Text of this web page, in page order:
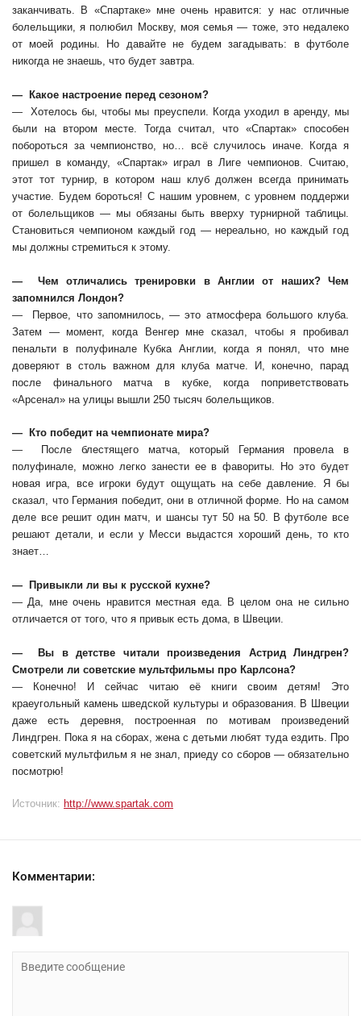
заканчивать. В «Спартаке» мне очень нравится: у нас отличные
болельщики, я полюбил Москву, моя семья — тоже, это недалеко
от моей родины. Но давайте не будем загадывать: в футболе
никогда не знаешь, что будет завтра.
— Какое настроение перед сезоном?
— Хотелось бы, чтобы мы преуспели. Когда уходил в аренду, мы
были на втором месте. Тогда считал, что «Спартак» способен
побороться за чемпионство, но… всё случилось иначе. Когда я
пришел в команду, «Спартак» играл в Лиге чемпионов. Считаю,
этот тот турнир, в котором наш клуб должен всегда принимать
участие. Будем бороться! С нашим уровнем, с уровнем поддержи
от болельщиков — мы обязаны быть вверху турнирной таблицы.
Становиться чемпионом каждый год — нереально, но каждый год
мы должны стремиться к этому.
— Чем отличались тренировки в Англии от наших? Чем
запомнился Лондон?
— Первое, что запомнилось, — это атмосфера большого клуба.
Затем — момент, когда Венгер мне сказал, чтобы я пробивал
пенальти в полуфинале Кубка Англии, когда я понял, что мне
доверяют в столь важном для клуба матче. И, конечно, парад
после финального матча в кубке, когда поприветствовать
«Арсенал» на улицы вышли 250 тысяч болельщиков.
— Кто победит на чемпионате мира?
— После блестящего матча, который Германия провела в
полуфинале, можно легко занести ее в фавориты. Но это будет
новая игра, все игроки будут ощущать на себе давление. Я бы
сказал, что Германия победит, они в отличной форме. Но на самом
деле все решит один матч, и шансы тут 50 на 50. В футболе все
решают детали, и если у Месси выдастся хороший день, то кто
знает…
— Привыкли ли вы к русской кухне?
— Да, мне очень нравится местная еда. В целом она не сильно
отличается от того, что я привык есть дома, в Швеции.
— Вы в детстве читали произведения Астрид Линдгрен?
Смотрели ли советские мультфильмы про Карлсона?
— Конечно! И сейчас читаю её книги своим детям! Это
краеугольный камень шведской культуры и образования. В Швеции
даже есть деревня, построенная по мотивам произведений
Линдгрен. Пока я на сборах, жена с детьми любят туда ездить. Про
советский мультфильм я не знал, приеду со сборов — обязательно
посмотрю!
Источник: http://www.spartak.com
Комментарии: